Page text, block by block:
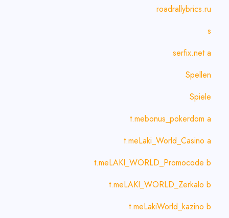
roadrallybrics.ru
s
serfix.net a
Spellen
Spiele
t.mebonus_pokerdom a
t.meLaki_World_Casino a
t.meLAKI_WORLD_Promocode b
t.meLAKI_WORLD_Zerkalo b
t.meLakiWorld_kazino b